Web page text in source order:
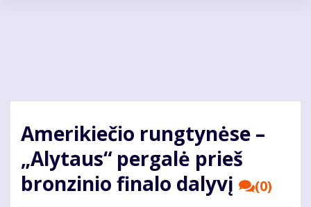
Amerikiečio rungtynėse –
„Alytaus“ pergalė prieš
bronzinio finalo dalyvį
(0)